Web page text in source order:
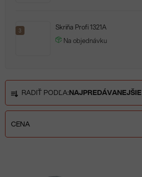
3
Skriňa Profi 1321A
Na objednávku
R
a
d
e
n
RADIŤ PODĽA:NAJPREDÁVANEJŠIE
CENA